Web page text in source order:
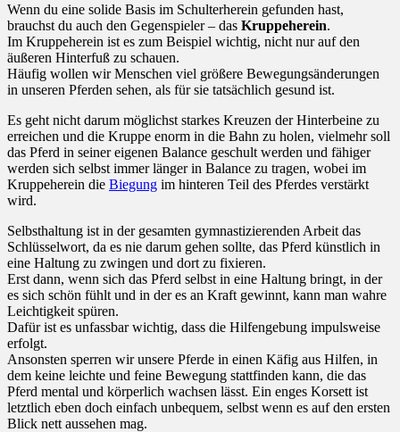
Wenn du eine solide Basis im Schulterherein gefunden hast,
brauchst du auch den Gegenspieler – das Kruppeherein.
Im Kruppeherein ist es zum Beispiel wichtig, nicht nur auf den
äußeren Hinterfuß zu schauen.
Häufig wollen wir Menschen viel größere Bewegungsänderungen
in unseren Pferden sehen, als für sie tatsächlich gesund ist.
Es geht nicht darum möglichst starkes Kreuzen der Hinterbeine zu
erreichen und die Kruppe enorm in die Bahn zu holen, vielmehr soll
das Pferd in seiner eigenen Balance geschult werden und fähiger
werden sich selbst immer länger in Balance zu tragen, wobei im
Kruppeherein die Biegung im hinteren Teil des Pferdes verstärkt
wird.
Selbsthaltung ist in der gesamten gymnastizierenden Arbeit das
Schlüsselwort, da es nie darum gehen sollte, das Pferd künstlich in
eine Haltung zu zwingen und dort zu fixieren.
Erst dann, wenn sich das Pferd selbst in eine Haltung bringt, in der
es sich schön fühlt und in der es an Kraft gewinnt, kann man wahre
Leichtigkeit spüren.
Dafür ist es unfassbar wichtig, dass die Hilfengebung impulsweise
erfolgt.
Ansonsten sperren wir unsere Pferde in einen Käfig aus Hilfen, in
dem keine leichte und feine Bewegung stattfinden kann, die das
Pferd mental und körperlich wachsen lässt. Ein enges Korsett ist
letztlich eben doch einfach unbequem, selbst wenn es auf den ersten
Blick nett aussehen mag.